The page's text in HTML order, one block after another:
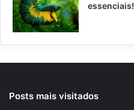
essenciais!
Posts mais visitados